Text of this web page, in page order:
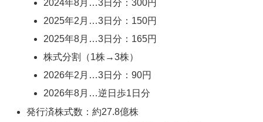
2024年8月…3日分：300円
2025年2月…3日分：150円
2025年8月…3日分：165円
株式分割（1株→3株）
2026年2月…3日分：90円
2026年8月…逆日歩1日分
発行済株式数：約27.8億株